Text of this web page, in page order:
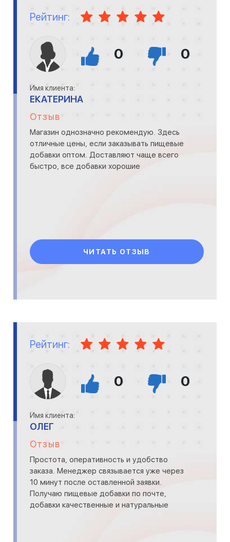
Рейтинг:
0 0
Имя клиента:
ЕКАТЕРИНА
Отзыв
Магазин однозначно рекомендую. Здесь
отличные цены, если заказывать пищевые
добавки оптом. Доставляют чаще всего
быстро, все добавки хорошие
ЧИТАТЬ ОТЗЫВ
Рейтинг:
0 0
Имя клиента:
ОЛЕГ
Отзыв
Простота, оперативность и удобство
заказа. Менеджер связывается уже через
10 минут после оставленной заявки.
Получаю пищевые добавки по почте,
добавки качественные и натуральные